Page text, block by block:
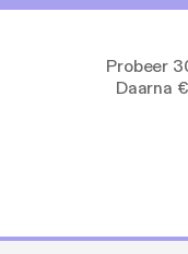
Probeer
Daarna